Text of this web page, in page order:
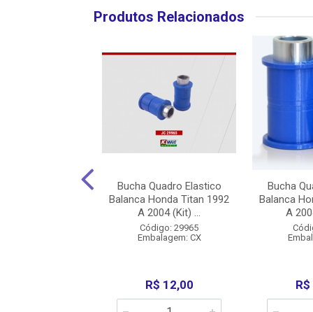
Produtos Relacionados
Bucha Quadro Elastico
Balanca Honda Titan 1992
A 2004 (Kit) ...
Código: 29965
Embalagem: CX
R$ 12,00
Bucha
Balanca
A